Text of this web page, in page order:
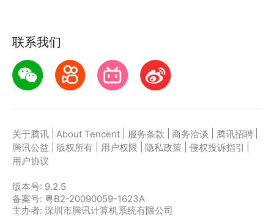
联系我们
关于腾讯 About Tencent 服务条款 商务洽谈 腾讯招聘
腾讯公益
版权所有 用户权限 隐私政策 侵权投诉指引
用户协议
版本号: 9.2.5
备案号: 粤B2-20090059-1623A
主办者: 深圳市腾讯计算机系统有限公司